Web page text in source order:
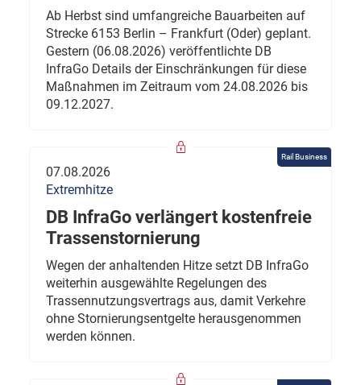
Ab Herbst sind umfangreiche Bauarbeiten auf
Strecke 6153 Berlin – Frankfurt (Oder) geplant.
Gestern (06.08.2026) veröffentlichte DB
InfraGo Details der Einschränkungen für diese
Maßnahmen im Zeitraum vom 24.08.2026 bis
09.12.2027.
Rail Business
07.08.2026
Extremhitze
DB InfraGo verlängert kostenfreie
Trassenstornierung
Wegen der anhaltenden Hitze setzt DB InfraGo
weiterhin ausgewählte Regelungen des
Trassennutzungsvertrags aus, damit Verkehre
ohne Stornierungsentgelte herausgenommen
werden können.